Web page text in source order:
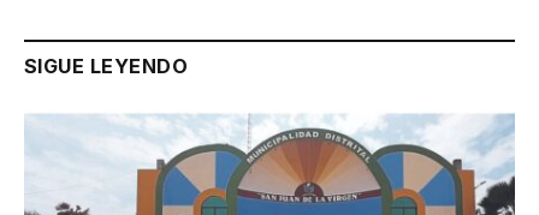
SIGUE LEYENDO